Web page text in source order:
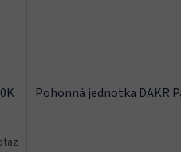
Pohonná jednotka DAKR